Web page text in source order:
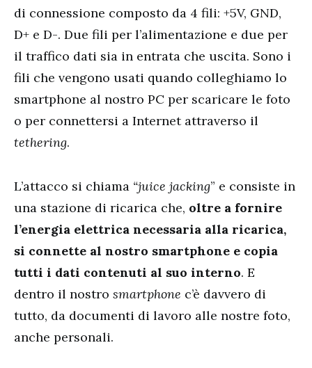
di connessione composto da 4 fili: +5V, GND,
D+ e D-. Due fili per l’alimentazione e due per
il traffico dati sia in entrata che uscita. Sono i
fili che vengono usati quando colleghiamo lo
smartphone al nostro PC per scaricare le foto
o per connettersi a Internet attraverso il
tethering.
L’attacco si chiama “juice jacking” e consiste in
una stazione di ricarica che, oltre a fornire
l’energia elettrica necessaria alla ricarica,
si connette al nostro smartphone e copia
tutti i dati contenuti al suo interno. E
dentro il nostro smartphone c’è davvero di
tutto, da documenti di lavoro alle nostre foto,
anche personali.